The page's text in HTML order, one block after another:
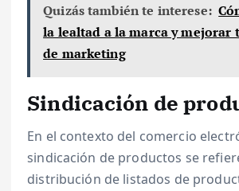
Quizás también te interese:
la lealtad a la marca y mejorar
de marketing
Sindicación de
En el contexto del comercio
sindicación de productos se
distribución de listados de